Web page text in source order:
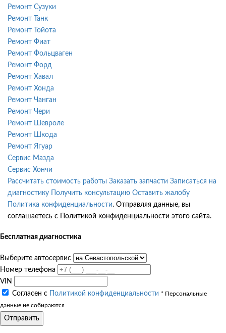
Ремонт Сузуки
Ремонт Танк
Ремонт Тойота
Ремонт Фиат
Ремонт Фольцваген
Ремонт Форд
Ремонт Хавал
Ремонт Хонда
Ремонт Чанган
Ремонт Чери
Ремонт Шевроле
Ремонт Шкода
Ремонт Ягуар
Сервис Мазда
Сервис Хончи
Рассчитать стоимость работы Заказать запчасти Записаться на
диагностику
Получить консультацию Оставить жалобу
Политика конфиденциальности. Отправляя данные, вы
соглашаетесь с Политикой конфиденциальности этого сайта.
Бесплатная диагностика
Выберите автосервис
Номер телефона
VIN
Согласен с
Политикой конфиденциальности * Персональные
данные не собираются
Отправить